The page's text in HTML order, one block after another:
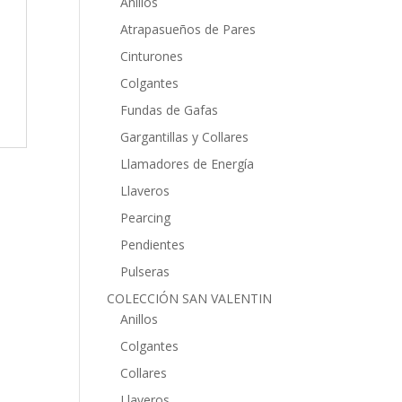
Atrapasueños de Pares
Cinturones
Colgantes
Fundas de Gafas
Gargantillas y Collares
Llamadores de Energía
Llaveros
Pearcing
Pendientes
Pulseras
COLECCIÓN SAN VALENTIN
Anillos
Colgantes
Collares